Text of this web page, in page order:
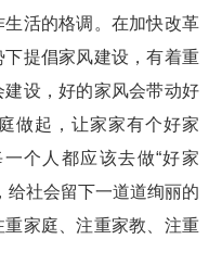
活的格调。在加快改革
提倡家风建设，有着重
设，好的家风会带动好
做起，让家家有个好家
个人都应该去做“好家
给社会留下一道道绚丽的
家庭、注重家教、注重